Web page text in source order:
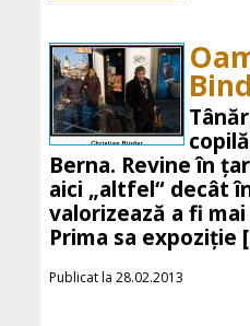
Berna. Revine în
aici „altfel“ decât
valorizează a fi
Prima sa expoziţie
Publicat la 28.02.2013